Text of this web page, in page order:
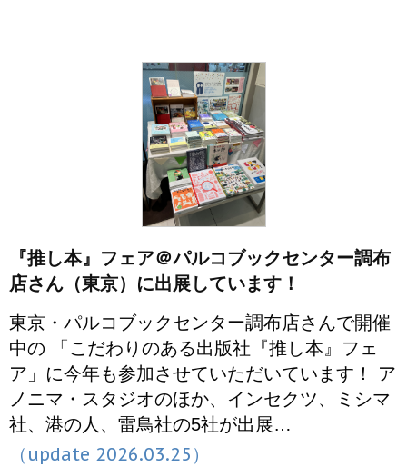
『推し本』フェア＠パルコブックセンター調布
店さん（東京）に出展しています！
東京・パルコブックセンター調布店さんで開催
中の 「こだわりのある出版社『推し本』フェ
ア」に今年も参加させていただいています！ ア
ノニマ・スタジオのほか、インセクツ、ミシマ
社、港の人、雷鳥社の5社が出展…
（update 2026.03.25）